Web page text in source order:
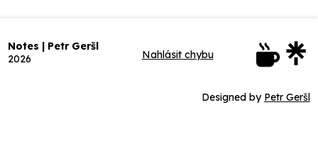
Notes | Petr Geršl
2026
Nahlásit chybu
Designed by Petr Geršl